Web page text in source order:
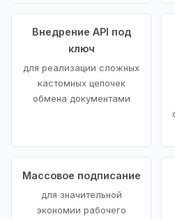
Внедрение API под
ключ
для реализации сложных
кастомных цепочек
обмена документами
Массовое подписание
для значительной
экономии рабочего